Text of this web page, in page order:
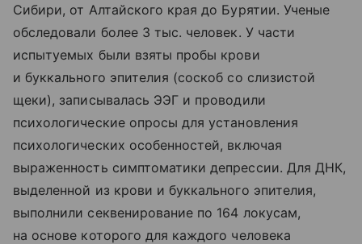
Сибири, от Алтайского края до Бурятии. Ученые
обследовали более 3 тыс. человек. У части
испытуемых были взяты пробы крови
и буккального эпителия (соскоб со слизистой
щеки), записывалась ЭЭГ и проводили
психологические опросы для установления
психологических особенностей, включая
выраженность симптоматики депрессии. Для ДНК,
выделенной из крови и буккального эпителия,
выполнили секвенирование по 164 локусам,
на основе которого для каждого человека